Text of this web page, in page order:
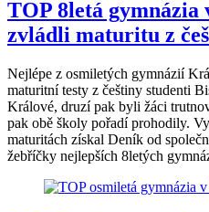
TOP 8letá
zvládli maturitu z
Nejlépe z osmiletých gymnázií
maturitní testy z češtiny studenti
Králové, druzí pak byli žáci
pak obě školy pořadí prohodily.
maturitách získal Deník od
žebříčky nejlepších 8letých